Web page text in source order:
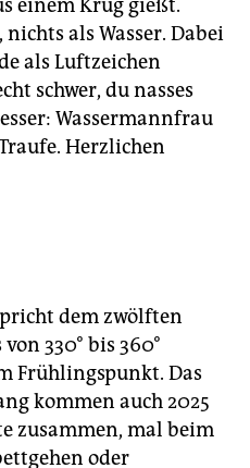
einem Krug gießt.
nichts als Wasser. Dabei
als Luftzeichen
schwer, du nasses
Wassermannfrau
Herzlichen
dem zwölften
330° bis 360°
Frühlingspunkt. Das
kommen auch 2025
zusammen, mal beim
oder